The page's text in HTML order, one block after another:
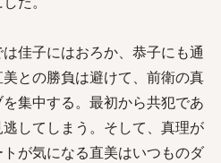
佳子にはおろか、恭子にも通
との勝負は避けて、前衛の真
集中する。最初から共犯であ
してしまう。そして、真理が
が気になる直美はいつものダ